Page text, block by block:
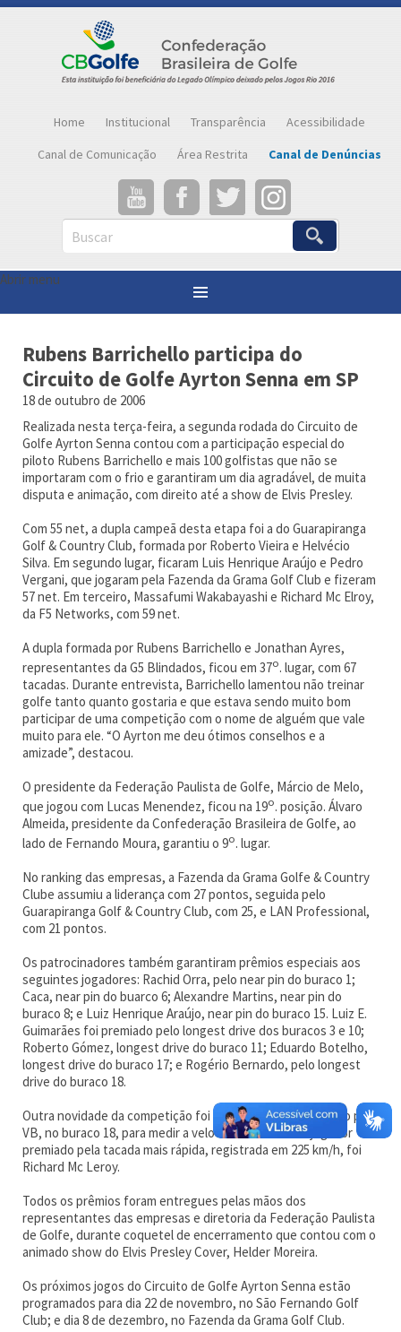
Home Institucional Transparência
Acessibilidade
Canal de Comunicação
Área Restrita Canal de Denúncias
Buscar
Abrir menu
Você está aqui: Notícias
Rubens Barrichello participa do Circuito de Golfe Ayrton Senna em SP
Rubens Barrichello participa do
Circuito de Golfe Ayrton Senna em SP
18 de outubro de 2006
Realizada nesta terça-feira, a segunda rodada do Circuito de
Golfe Ayrton Senna contou com a participação especial do
piloto Rubens Barrichello e mais 100 golfistas que não se
importaram com o frio e garantiram um dia agradável, de muita
disputa e animação, com direito até a show de Elvis Presley.
Com 55 net, a dupla campeã desta etapa foi a do Guarapiranga
Golf & Country Club, formada por Roberto Vieira e Helvécio
Silva. Em segundo lugar, ficaram Luis Henrique Araújo e Pedro
Vergani, que jogaram pela Fazenda da Grama Golf Club e fizeram
57 net. Em terceiro, Massafumi Wakabayashi e Richard Mc Elroy,
da F5 Networks, com 59 net.
A dupla formada por Rubens Barrichello e Jonathan Ayres,
representantes da G5 Blindados, ficou em 37o. lugar, com 67
tacadas. Durante entrevista, Barrichello lamentou não treinar
golfe tanto quanto gostaria e que estava sendo muito bom
participar de uma competição com o nome de alguém que vale
muito para ele. “O Ayrton me deu ótimos conselhos e a
amizade”, destacou.
O presidente da Federação Paulista de Golfe, Márcio de Melo,
que jogou com Lucas Menendez, ficou na 19o. posição. Álvaro
Almeida, presidente da Confederação Brasileira de Golfe, ao
lado de Fernando Moura, garantiu o 9o. lugar.
No ranking das empresas, a Fazenda da Grama Golfe & Country
Clube assumiu a liderança com 27 pontos, seguida pelo
Guarapiranga Golf & Country Club, com 25, e LAN Professional,
com 21 pontos.
Os patrocinadores também garantiram prêmios especiais aos
seguintes jogadores: Rachid Orra, pelo near pin do buraco 1;
Caca, near pin do buarco 6; Alexandre Martins, near pin do
buraco 8; e Luiz Henrique Araújo, near pin do buraco 15. Luiz E.
Guimarães foi premiado pelo longest drive dos buracos 3 e 10;
Roberto Gómez, longest drive do buraco 11; Eduardo Botelho,
longest drive do buraco 17; e Rogério Bernardo, pelo longest
drive do buraco 18.
Outra novidade da competição foi o equipamento instalado pela
VB, no buraco 18, para medir a velocidade da bola. O jogador
premiado pela tacada mais rápida, registrada em 225 km/h, foi
Richard Mc Leroy.
Todos os prêmios foram entregues pelas mãos dos
representantes das empresas e diretoria da Federação Paulista
de Golfe, durante coquetel de encerramento que contou com o
animado show do Elvis Presley Cover, Helder Moreira.
Os próximos jogos do Circuito de Golfe Ayrton Senna estão
programados para dia 22 de novembro, no São Fernando Golf
Club; e dia 8 de dezembro, no Fazenda da Grama Golf Club.